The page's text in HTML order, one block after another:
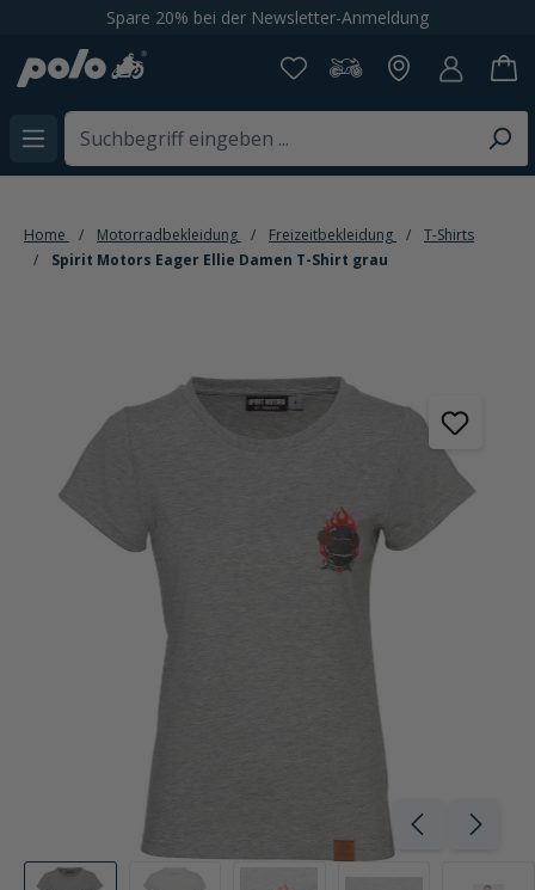
springenSpare 20% bei der Newsletter-Anmeldung
Home Motorradbekleidung Freizeitbekleidung
T-Shirts
Spirit Motors Eager Ellie Damen T-Shirt grau
Bildergalerie überspringen